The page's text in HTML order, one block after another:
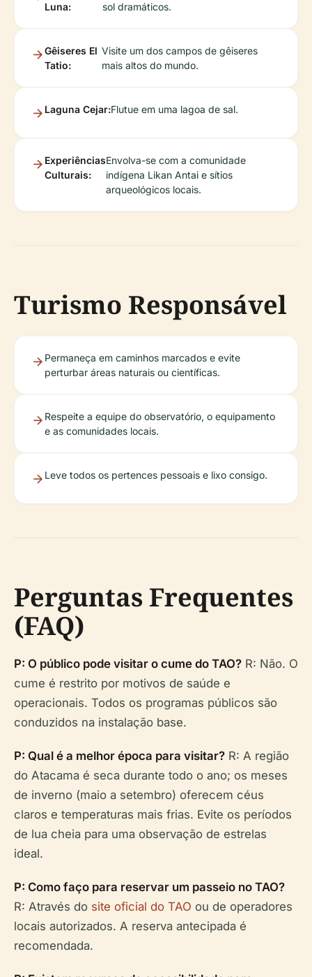
Luna:
sol dramáticos.
Gêiseres El
Tatio:
Visite um dos campos de gêiseres
mais altos do mundo.
Laguna Cejar:Flutue em uma lagoa de sal.
Experiências
Culturais:
Envolva-se com a comunidade
indígena Likan Antai e sítios
arqueológicos locais.
Turismo Responsável
Permaneça em caminhos marcados e evite
perturbar áreas naturais ou científicas.
Respeite a equipe do observatório, o equipamento
e as comunidades locais.
Leve todos os pertences pessoais e lixo consigo.
Perguntas Frequentes
(FAQ)
P: O público pode visitar o cume do TAO? R: Não. O
cume é restrito por motivos de saúde e
operacionais. Todos os programas públicos são
conduzidos na instalação base.
P: Qual é a melhor época para visitar? R: A região
do Atacama é seca durante todo o ano; os meses
de inverno (maio a setembro) oferecem céus
claros e temperaturas mais frias. Evite os períodos
de lua cheia para uma observação de estrelas
ideal.
P: Como faço para reservar um passeio no TAO?
R: Através do site oficial do TAO ou de operadores
locais autorizados. A reserva antecipada é
recomendada.